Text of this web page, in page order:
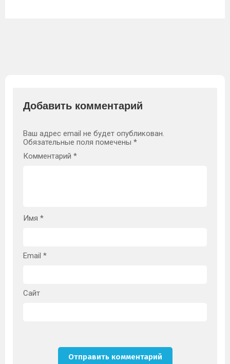
Добавить комментарий
Ваш адрес email не будет опубликован.
Обязательные поля помечены *
Комментарий *
Имя *
Email *
Сайт